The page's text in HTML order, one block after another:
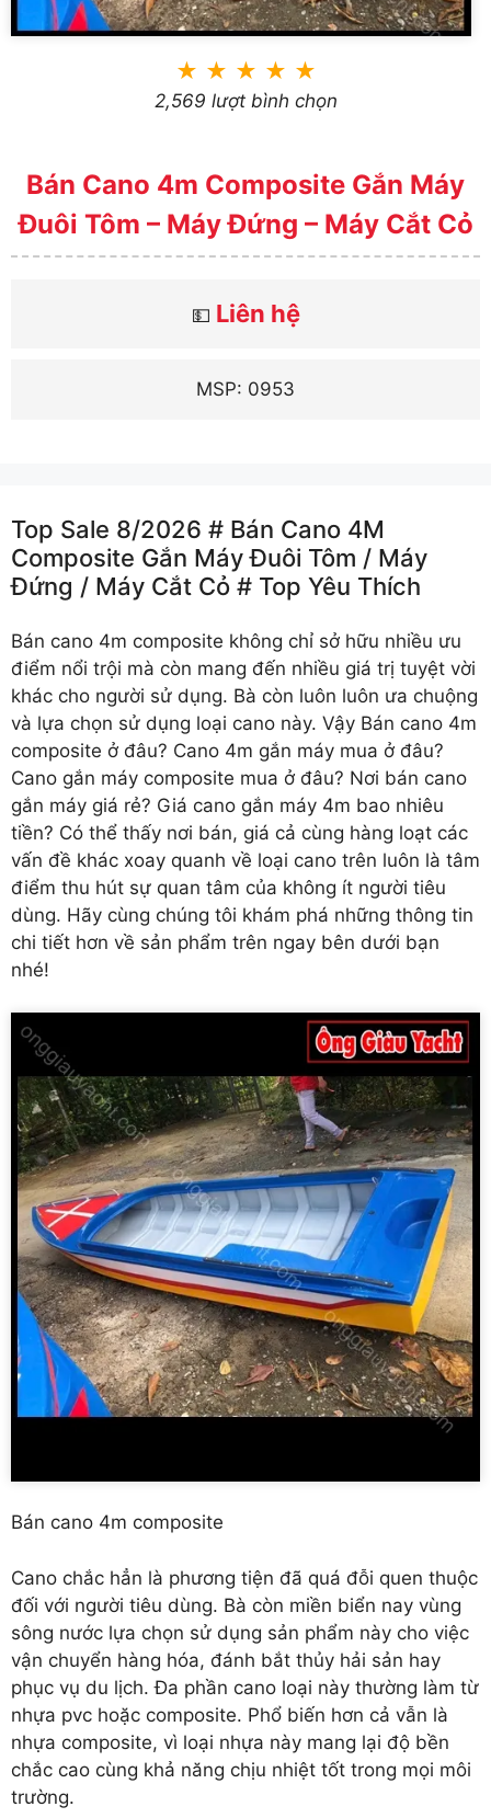
★ ★ ★ ★ ★
2,569 lượt bình chọn
Bán Cano 4m Composite Gắn Máy
Đuôi Tôm – Máy Đứng – Máy Cắt Cỏ
💵 Liên hệ
MSP: 0953
Top Sale 8/2026 # Bán Cano 4M
Composite Gắn Máy Đuôi Tôm /️ Máy
Đứng /️ Máy Cắt Cỏ # Top Yêu Thích
Bán cano 4m composite không chỉ sở hữu nhiều ưu
điểm nổi trội mà còn mang đến nhiều giá trị tuyệt vời
khác cho người sử dụng. Bà còn luôn luôn ưa chuộng
và lựa chọn sử dụng loại cano này. Vậy Bán cano 4m
composite ở đâu? Cano 4m gắn máy mua ở đâu?
Cano gắn máy composite mua ở đâu? Nơi bán cano
gắn máy giá rẻ? Giá cano gắn máy 4m bao nhiêu
tiền? Có thể thấy nơi bán, giá cả cùng hàng loạt các
vấn đề khác xoay quanh về loại cano trên luôn là tâm
điểm thu hút sự quan tâm của không ít người tiêu
dùng. Hãy cùng chúng tôi khám phá những thông tin
chi tiết hơn về sản phẩm trên ngay bên dưới bạn
nhé!
Bán cano 4m composite
Cano chắc hẳn là phương tiện đã quá đỗi quen thuộc
đối với người tiêu dùng. Bà còn miền biển nay vùng
sông nước lựa chọn sử dụng sản phẩm này cho việc
vận chuyển hàng hóa, đánh bắt thủy hải sản hay
phục vụ du lịch. Đa phần cano loại này thường làm từ
nhựa pvc hoặc composite. Phổ biến hơn cả vẫn là
nhựa composite, vì loại nhựa này mang lại độ bền
chắc cao cùng khả năng chịu nhiệt tốt trong mọi môi
trường.